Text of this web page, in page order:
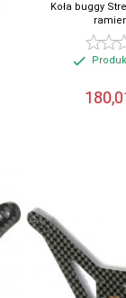
Koła buggy
180,